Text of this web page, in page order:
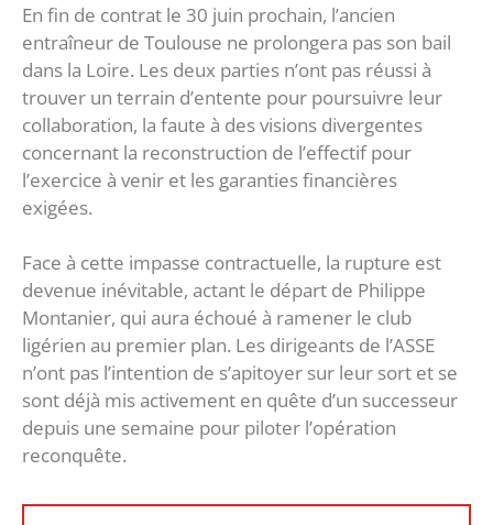
En fin de contrat le 30 juin prochain, l’ancien
entraîneur de Toulouse ne prolongera pas son bail
dans la Loire. Les deux parties n’ont pas réussi à
trouver un terrain d’entente pour poursuivre leur
collaboration, la faute à des visions divergentes
concernant la reconstruction de l’effectif pour
l’exercice à venir et les garanties financières
exigées.
Face à cette impasse contractuelle, la rupture est
devenue inévitable, actant le départ de Philippe
Montanier, qui aura échoué à ramener le club
ligérien au premier plan. Les dirigeants de l’ASSE
n’ont pas l’intention de s’apitoyer sur leur sort et se
sont déjà mis activement en quête d’un successeur
depuis une semaine pour piloter l’opération
reconquête.